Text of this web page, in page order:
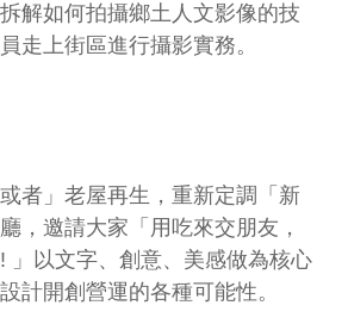
解如何拍攝鄉土人文影像的技
走上街區進行攝影實務。
者」老屋再生，重新定調「新
，邀請大家「用吃來交朋友，
」以文字、創意、美感做為核心
計開創營運的各種可能性。